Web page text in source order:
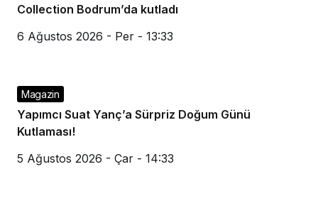
Collection Bodrum’da kutladı
6 Ağustos 2026 - Per - 13:33
Magazin
Yapımcı Suat Yanç’a Sürpriz Doğum Günü
Kutlaması!
5 Ağustos 2026 - Çar - 14:33